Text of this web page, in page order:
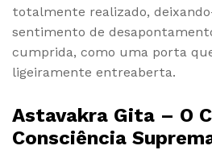
totalmente realizado,
sentimento de
cumprida, como uma porta
ligeiramente entreaberta.
Astavakra Gita – O
Consciência